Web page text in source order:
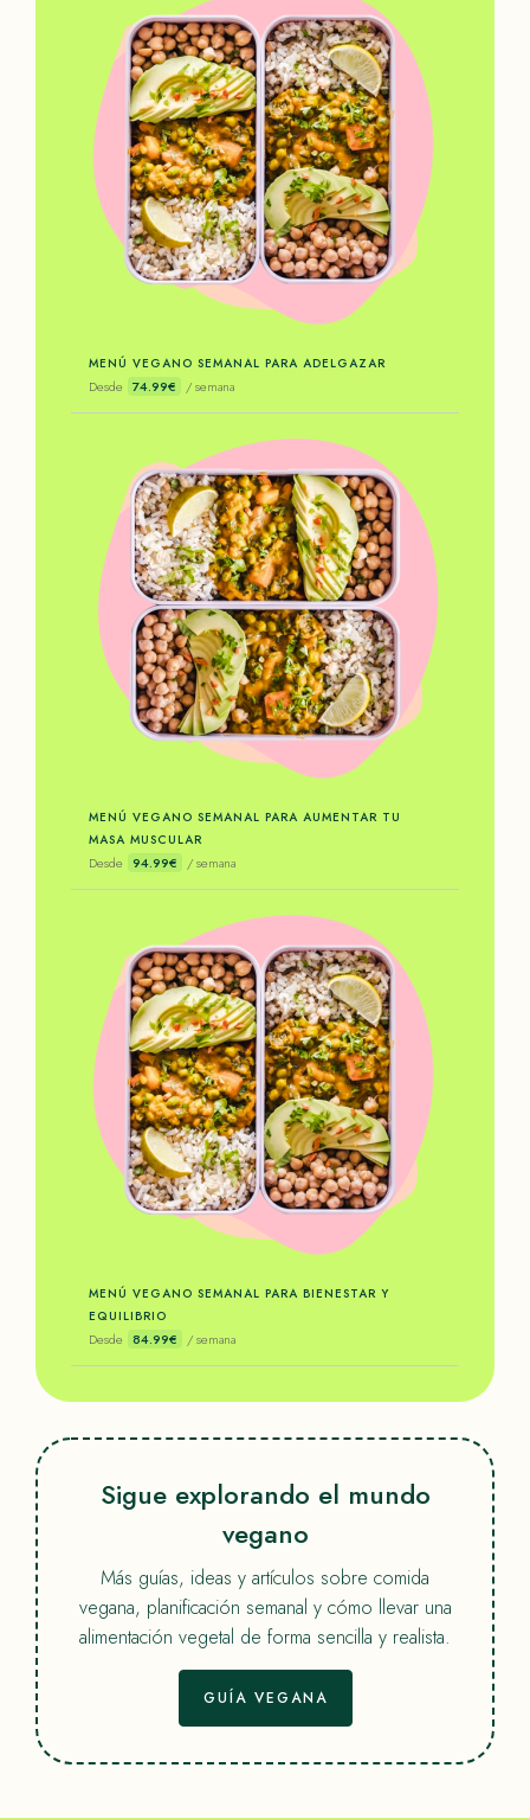
MENÚ VEGANO SEMANAL PARA ADELGAZAR
Desde 74.99€ / semana
MENÚ VEGANO SEMANAL PARA AUMENTAR TU
MASA MUSCULAR
Desde 94.99€ / semana
MENÚ VEGANO SEMANAL PARA BIENESTAR Y
EQUILIBRIO
Desde 84.99€ / semana
Sigue explorando el mundo
vegano
Más guías, ideas y artículos sobre comida
vegana, planificación semanal y cómo llevar una
alimentación vegetal de forma sencilla y realista.
GUÍA VEGANA